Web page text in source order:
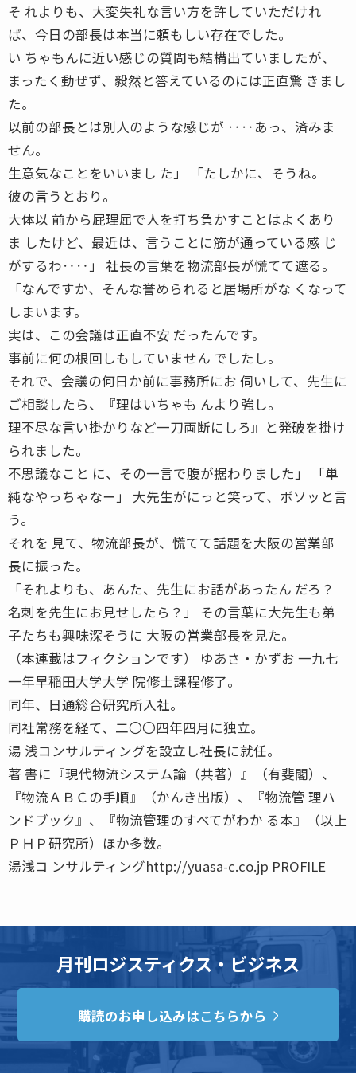
そ れよりも、大変失礼な言い方を許していただけれ
ば、今日の部長は本当に頼もしい存在でした。
い ちゃもんに近い感じの質問も結構出ていましたが、
まったく動ぜず、毅然と答えているのには正直驚 きまし
た。
以前の部長とは別人のような感じが ‥‥あっ、済みま
せん。
生意気なことをいいまし た」 「たしかに、そうね。
彼の言うとおり。
大体以 前から屁理屈で人を打ち負かすことはよくあり
ま したけど、最近は、言うことに筋が通っている感 じ
がするわ‥‥」 社長の言葉を物流部長が慌てて遮る。
「なんですか、そんな誉められると居場所がな くなって
しまいます。
実は、この会議は正直不安 だったんです。
事前に何の根回しもしていません でしたし。
それで、会議の何日か前に事務所にお 伺いして、先生に
ご相談したら、『理はいちゃも んより強し。
理不尽な言い掛かりなど一刀両断にしろ』と発破を掛け
られました。
不思議なこと に、その一言で腹が据わりました」 「単
純なやっちゃなー」 大先生がにっと笑って、ボソッと言
う。
それを 見て、物流部長が、慌てて話題を大阪の営業部
長に振った。
「それよりも、あんた、先生にお話があったん だろ？
名刺を先生にお見せしたら？」 その言葉に大先生も弟
子たちも興味深そうに 大阪の営業部長を見た。
（本連載はフィクションです） ゆあさ・かずお 一九七
一年早稲田大学大学 院修士課程修了。
同年、日通総合研究所入社。
同社常務を経て、二〇〇四年四月に独立。
湯 浅コンサルティングを設立し社長に就任。
著 書に『現代物流システム論（共著）』（有斐閣）、
『物流ＡＢＣの手順』（かんき出版）、『物流管 理ハ
ンドブック』、『物流管理のすべてがわか る本』（以上
ＰＨＰ研究所）ほか多数。
湯浅コ ンサルティングhttp://yuasa-c.co.jp PROFILE
月刊ロジスティクス・ビジネス
購読のお申し込みはこちらから